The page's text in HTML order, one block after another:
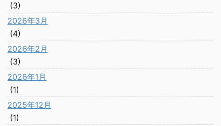
(3)
2026年3月
(4)
2026年2月
(3)
2026年1月
(1)
2025年12月
(1)